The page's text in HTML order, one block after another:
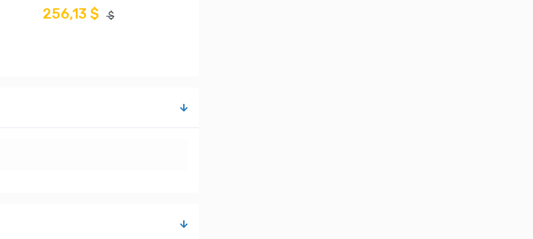
256,13 $ $